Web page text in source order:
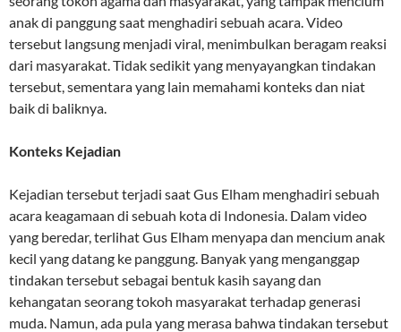
anak di panggung saat menghadiri sebuah acara. Video
tersebut langsung menjadi viral, menimbulkan beragam reaksi
dari masyarakat. Tidak sedikit yang menyayangkan tindakan
tersebut, sementara yang lain memahami konteks dan niat
baik di baliknya.
Konteks Kejadian
Kejadian tersebut terjadi saat Gus Elham menghadiri sebuah
acara keagamaan di sebuah kota di Indonesia. Dalam video
yang beredar, terlihat Gus Elham menyapa dan mencium anak
kecil yang datang ke panggung. Banyak yang menganggap
tindakan tersebut sebagai bentuk kasih sayang dan
kehangatan seorang tokoh masyarakat terhadap generasi
muda. Namun, ada pula yang merasa bahwa tindakan tersebut